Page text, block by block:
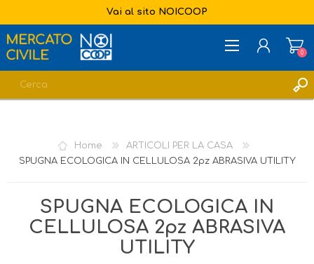
Vai al sito NOICOOP
LISTA DEI DESIDERI
0
Home
ARTICOLI PER LA CASA
SPUGNA ECOLOGICA IN CELLULOSA 2pz ABRASIVA UTILITY
SPUGNA ECOLOGICA IN
CELLULOSA 2pz ABRASIVA
UTILITY